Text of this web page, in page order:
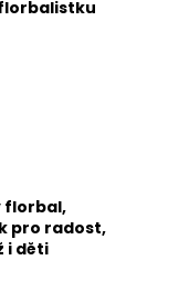
florbal,
pro radost,
i děti